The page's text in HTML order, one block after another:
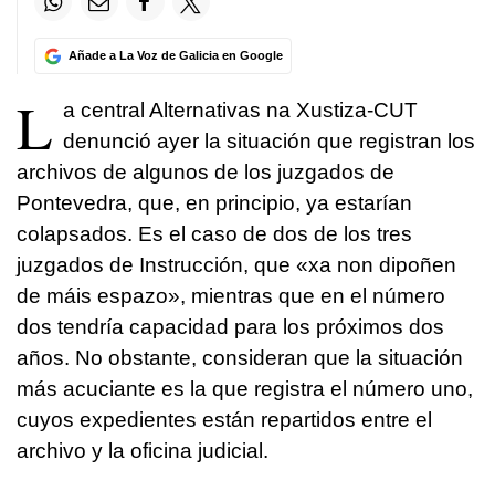
Añade a La Voz de Galicia en Google
L a central Alternativas na Xustiza-CUT
denunció ayer la situación que registran los
archivos de algunos de los juzgados de
Pontevedra, que, en principio, ya estarían
colapsados. Es el caso de dos de los tres
juzgados de Instrucción, que «xa non dipoñen
de máis espazo», mientras que en el número
dos tendría capacidad para los próximos dos
años. No obstante, consideran que la situación
más acuciante es la que registra el número uno,
cuyos expedientes están repartidos entre el
archivo y la oficina judicial.